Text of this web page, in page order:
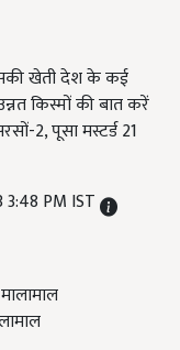
खेती देश के कई
किस्मों की बात करें
2, पूसा मस्टर्ड 21
PM IST